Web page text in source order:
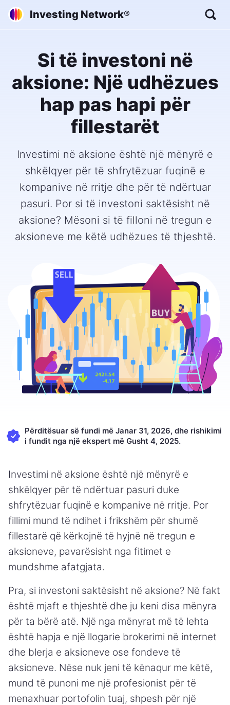
Investing Network®
Si të investoni në
aksione: Një udhëzues
hap pas hapi për
fillestarët
Investimi në aksione është një mënyrë e
shkëlqyer për të shfrytëzuar fuqinë e
kompanive në rritje dhe për të ndërtuar
pasuri. Por si të investoni saktësisht në
aksione? Mësoni si të filloni në tregun e
aksioneve me këtë udhëzues të thjeshtë.
Përditësuar së fundi më Janar 31, 2026, dhe rishikimi
i fundit nga një ekspert më Gusht 4, 2025.
Investimi në aksione është një mënyrë e
shkëlqyer për të ndërtuar pasuri duke
shfrytëzuar fuqinë e kompanive në rritje. Por
fillimi mund të ndihet i frikshëm për shumë
fillestarë që kërkojnë të hyjnë në tregun e
aksioneve, pavarësisht nga fitimet e
mundshme afatgjata.
Pra, si investoni saktësisht në aksione? Në fakt
është mjaft e thjeshtë dhe ju keni disa mënyra
për ta bërë atë. Një nga mënyrat më të lehta
është hapja e një llogarie brokerimi në internet
dhe blerja e aksioneve ose fondeve të
aksioneve. Nëse nuk jeni të kënaqur me këtë,
mund të punoni me një profesionist për të
menaxhuar portofolin tuaj, shpesh për një